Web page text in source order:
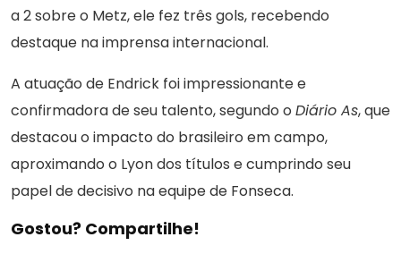
a 2 sobre o Metz, ele fez três gols, recebendo
destaque na imprensa internacional.
A atuação de Endrick foi impressionante e
confirmadora de seu talento, segundo o Diário As, que
destacou o impacto do brasileiro em campo,
aproximando o Lyon dos títulos e cumprindo seu
papel de decisivo na equipe de Fonseca.
Gostou? Compartilhe!